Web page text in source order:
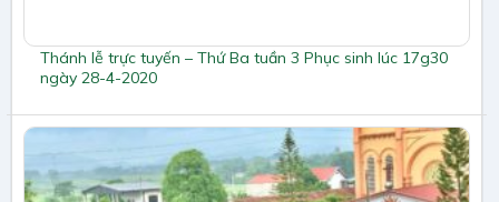
Thánh lễ trực tuyến – Thứ Ba tuần 3 Phục sinh lúc 17g30
ngày 28-4-2020